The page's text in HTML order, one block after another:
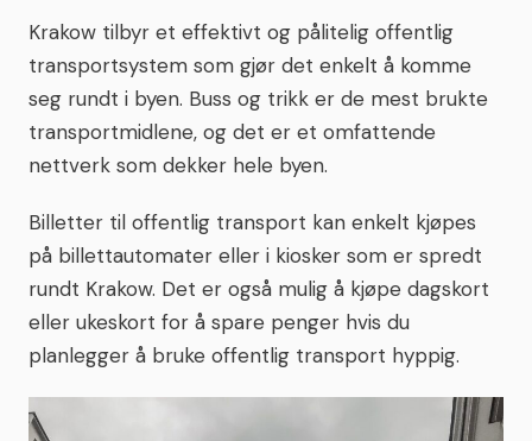
Krakow tilbyr et effektivt og pålitelig offentlig
transportsystem som gjør det enkelt å komme
seg rundt i byen. Buss og trikk er de mest brukte
transportmidlene, og det er et omfattende
nettverk som dekker hele byen.
Billetter til offentlig transport kan enkelt kjøpes
på billettautomater eller i kiosker som er spredt
rundt Krakow. Det er også mulig å kjøpe dagskort
eller ukeskort for å spare penger hvis du
planlegger å bruke offentlig transport hyppig.